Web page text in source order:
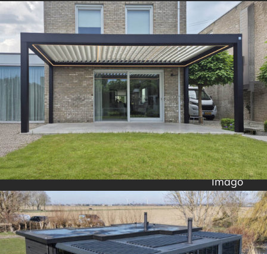
Imago